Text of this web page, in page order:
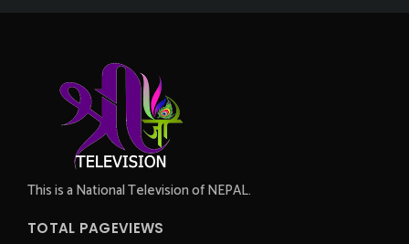
This is a National Television of NEPAL.
TOTAL PAGEVIEWS